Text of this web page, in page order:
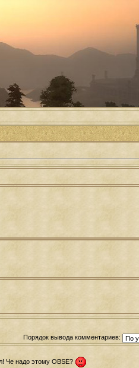
Порядок вывода комментариев:
Че надо этому OBSE?